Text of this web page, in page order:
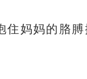
住妈妈的胳